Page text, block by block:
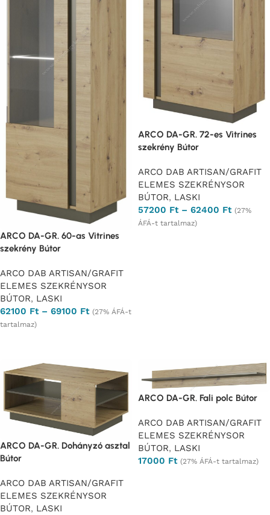
ARCO DA-GR. 60-as Vitrines
szekrény Bútor
ARCO DAB ARTISAN/GRAFIT
ELEMES SZEKRÉNYSOR
BÚTOR, LASKI
62100 Ft – 69100 Ft (27% ÁFÁ-t
tartalmaz)
ARCO DA-GR. 72-es Vitrines
szekrény Bútor
ARCO DAB ARTISAN/GRAFIT
ELEMES SZEKRÉNYSOR
BÚTOR, LASKI
57200 Ft – 62400 Ft (27%
ÁFÁ-t tartalmaz)
ARCO DA-GR. Dohányzó asztal
Bútor
ARCO DAB ARTISAN/GRAFIT
ELEMES SZEKRÉNYSOR
BÚTOR, LASKI
ARCO DA-GR. Fali polc Bútor
ARCO DAB ARTISAN/GRAFIT
ELEMES SZEKRÉNYSOR
BÚTOR, LASKI
17000 Ft (27% ÁFÁ-t tartalmaz)